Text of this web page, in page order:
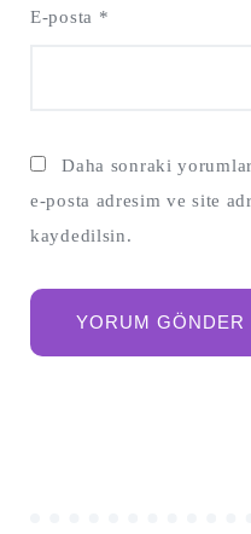
E-posta *
Daha sonraki
e-posta adresim ve site
kaydedilsin.